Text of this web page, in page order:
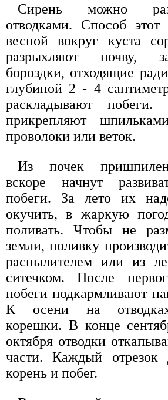
Сирень можно
отводками. Способ этот
весной вокруг куста
разрыхляют почву,
бороздки, отходящие
глубиной 2 - 4
раскладывают
прикрепляют
проволоки или веток.
Из почек
вскоре начнут
побеги. За лето их
окучить, в жаркую
поливать. Чтобы не
земли, поливку
распылителем или из
ситечком. После
побеги подкармливают
К осени на отводках
корешки. В конце
октября отводки
части. Каждый отрезок
корень и побег.